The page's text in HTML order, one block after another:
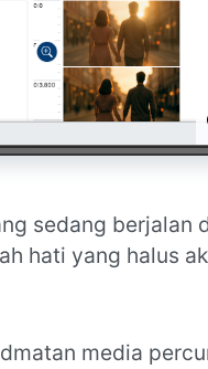
sedang berjalan
hati yang halus
media